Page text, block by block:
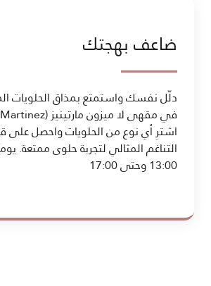
ضاعف بهجتك
دلّل نفسك واستمتع بمذاق الحلويات
اشترِ أي نوع من الحلويات واحصل على
التناغم المثالي لتجربة حلوى ممتعة.
13:00 وحتى 17:00